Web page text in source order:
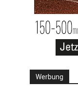
Werbung